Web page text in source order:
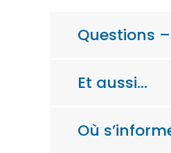
Questions
Et aussi…
Où